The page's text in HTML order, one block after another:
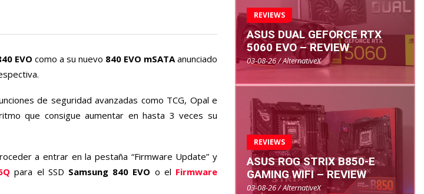
EVO como a su nuevo 840 EVO mSATAanunciado
de seguridad avanzadas como TCG, Opal e
que consigue aumentar en hasta 3 veces su
a entrar en la pestaña “Firmware Update” y
para el SSD Samsung 840 EVO o el Firmware
REVIEWS
ASUS DUAL GEFORCE RTX
5060 EVO – REVIEW
03-08-26 / AlternativeX
REVIEWS
ASUS ROG STRIX B850-E
GAMING WIFI – REVIEW
03-08-26 / AlternativeX